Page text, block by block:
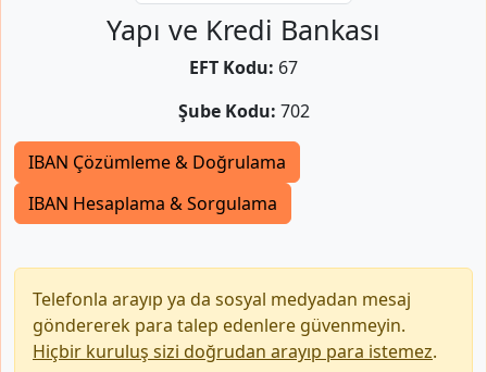
Yapı ve Kredi Bankası
EFT Kodu: 67
Şube Kodu: 702
IBAN Çözümleme & Doğrulama
IBAN Hesaplama & Sorgulama
Telefonla arayıp ya da sosyal medyadan mesaj
göndererek para talep edenlere güvenmeyin.
Hiçbir kuruluş sizi doğrudan arayıp para istemez.